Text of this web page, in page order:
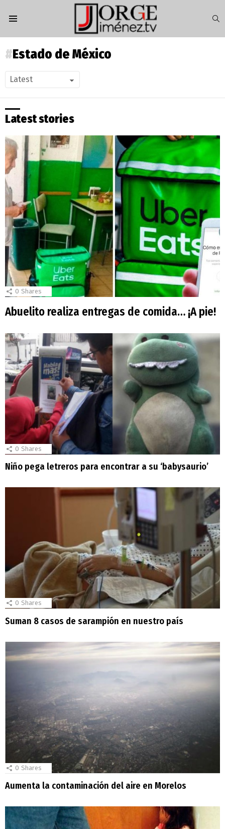
Estado de México
Latest stories
0 Shares
Abuelito realiza entregas de comida… ¡A pie!
0 Shares
Niño pega letreros para encontrar a su ‘babysaurio’
0 Shares
Suman 8 casos de sarampión en nuestro país
0 Shares
Aumenta la contaminación del aire en Morelos